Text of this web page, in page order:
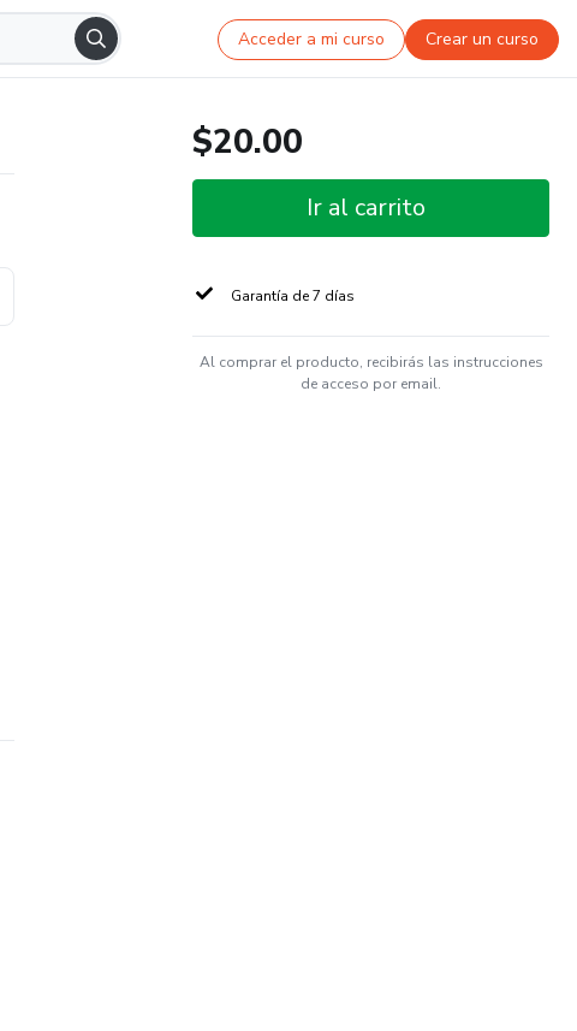
Acceder a mi curso Crear un curso
$20.00
Ir al carrito
Garantía de 7 días
Al comprar el producto, recibirás las instrucciones
de acceso por email.